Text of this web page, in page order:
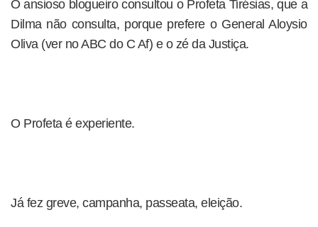
O ansioso blogueiro consultou o Profeta Tirésias, que a
Dilma não consulta, porque prefere o General Aloysio
Oliva (ver no ABC do C Af) e o zé da Justiça.
O Profeta é experiente.
Já fez greve, campanha, passeata, eleição.